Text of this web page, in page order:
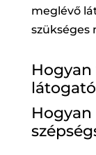
meglévő
szükséges